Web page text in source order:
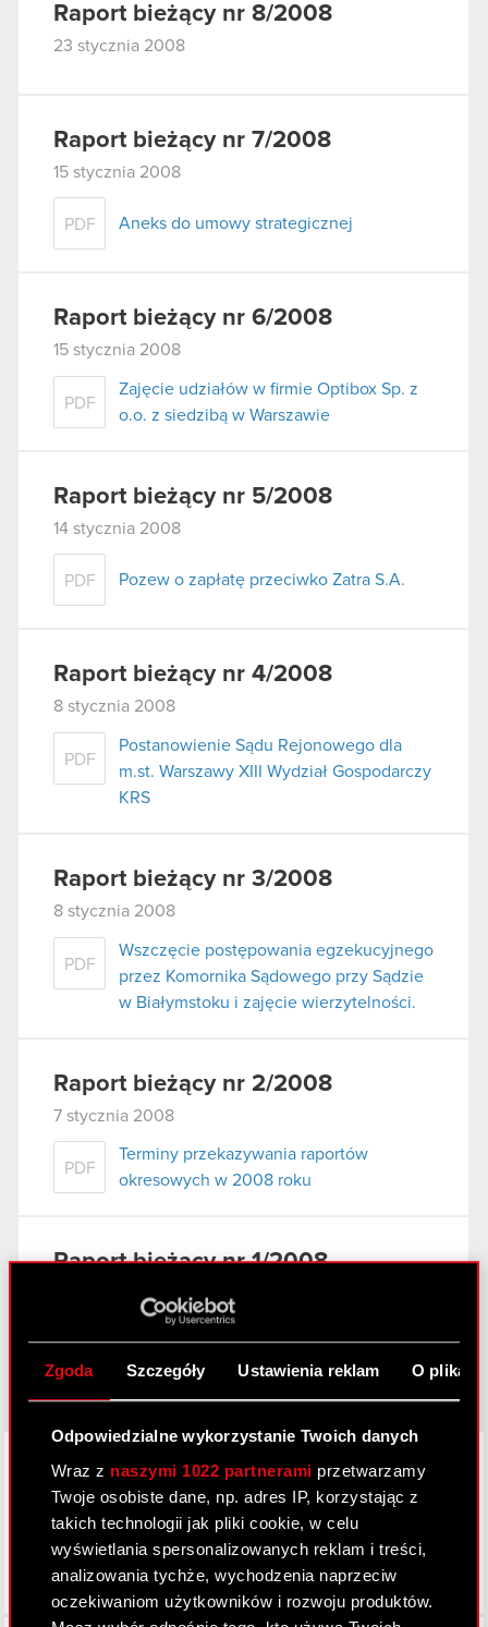
Zgoda Szczegóły Ustawienia reklam O
Odpowiedzialne wykorzystanie Twoich danych
Wraz z naszymi 1022 partnerami przetwarzamy
Twoje osobiste dane, np. adres IP, korzystając z
takich technologii jak pliki cookie, w celu
wyświetlania spersonalizowanych reklam i treści,
analizowania tychże, wychodzenia naprzeciw
oczekiwaniom użytkowników i rozwoju produktów.
Raport bieżący nr 8/2008
23 stycznia 2008
Raport bieżący nr 7/2008
15 stycznia 2008
PDF Aneks do umowy strategicznej
Raport bieżący nr 6/2008
15 stycznia 2008
PDF
Zajęcie udziałów w firmie Optibox Sp. z
o.o. z siedzibą w Warszawie
Raport bieżący nr 5/2008
14 stycznia 2008
PDF Pozew o zapłatę przeciwko Zatra S.A.
Raport bieżący nr 4/2008
8 stycznia 2008
PDF
Postanowienie Sądu Rejonowego dla
m.st. Warszawy XIII Wydział Gospodarczy
KRS
Raport bieżący nr 3/2008
8 stycznia 2008
PDF
Wszczęcie postępowania egzekucyjnego
przez Komornika Sądowego przy Sądzie
w Białymstoku i zajęcie wierzytelności.
Raport bieżący nr 2/2008
7 stycznia 2008
PDF
Terminy przekazywania raportów
okresowych w 2008 roku
Raport bieżący nr 1/2008
7 stycznia 2008
PDF Powołanie prokurenta samoistnego